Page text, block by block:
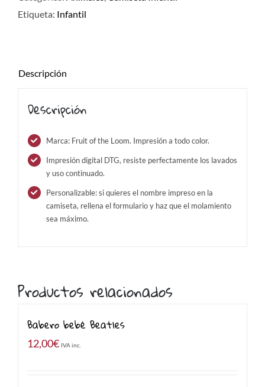
Etiqueta: Infantil
Descripción
Descripción
Marca: Fruit of the Loom. Impresión a todo color.
Impresión digital DTG, resiste perfectamente los lavados
y uso continuado.
Personalizable: si quieres el nombre impreso en la
camiseta, rellena el formulario y haz que el molamiento
sea máximo.
Productos relacionados
Babero bebé Beatles
12,00€ IVA inc.